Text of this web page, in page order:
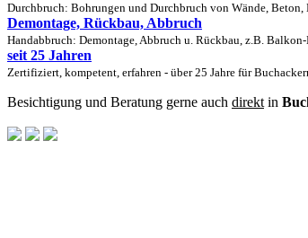
Durchbruch: Bohrungen und Durchbruch von Wände,
Demontage, Rückbau, Abbruch
Handabbruch: Demontage, Abbruch u. Rückbau, z.B.
seit 25 Jahren
Zertifiziert, kompetent, erfahren - über 25 Jahre für
Besichtigung und Beratung gerne auch direkt in